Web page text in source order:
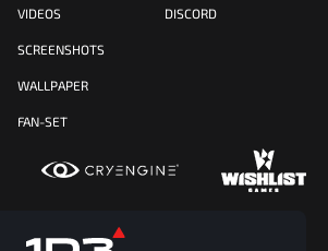
VIDEOS
SCREENSHOTS
WALLPAPER
FAN-SET
DISCORD